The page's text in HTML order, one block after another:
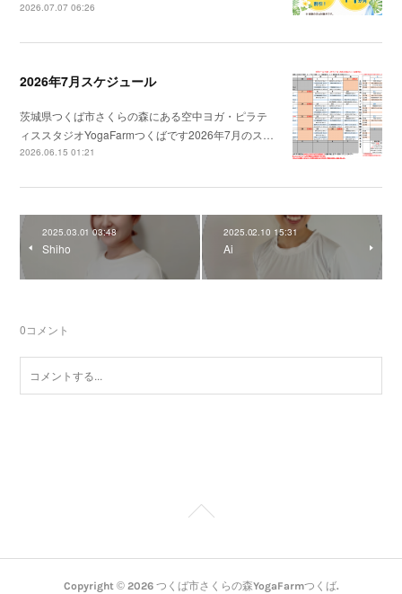
2026.07.07 06:26
2026年7月スケジュール
茨城県つくば市さくらの森にある空中ヨガ・ピラテ
ィススタジオYogaFarmつくばです2026年7月のス…
2026.06.15 01:21
2025.03.01 03:48
Shiho
2025.02.10 15:31
Ai
0コメント
Copyright © 2026 つくば市さくらの森YogaFarmつくば.